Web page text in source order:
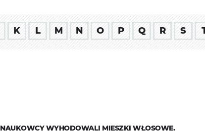
K L M N O P Q R S
NAUKOWCY WYHODOWALI MIESZKI WŁOSOWE.